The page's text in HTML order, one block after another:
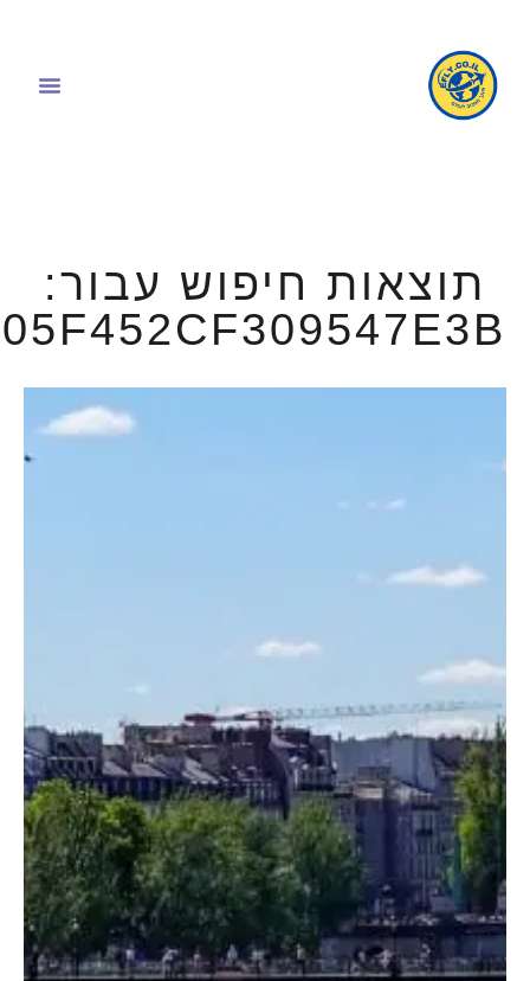
תוצאות חיפוש עבור: